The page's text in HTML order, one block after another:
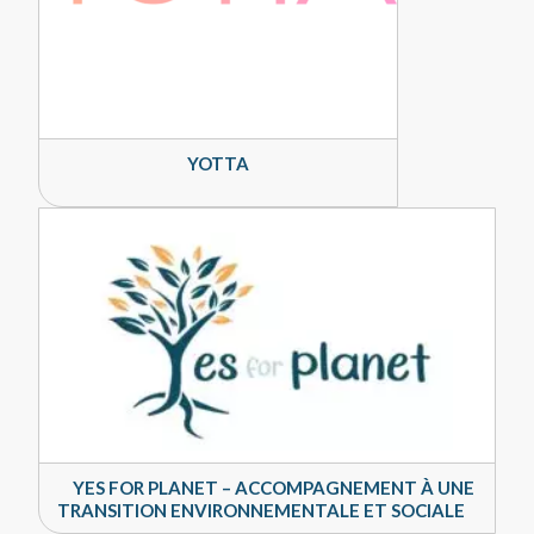
YOTTA
YES FOR PLANET – ACCOMPAGNEMENT À UNE
TRANSITION ENVIRONNEMENTALE ET SOCIALE